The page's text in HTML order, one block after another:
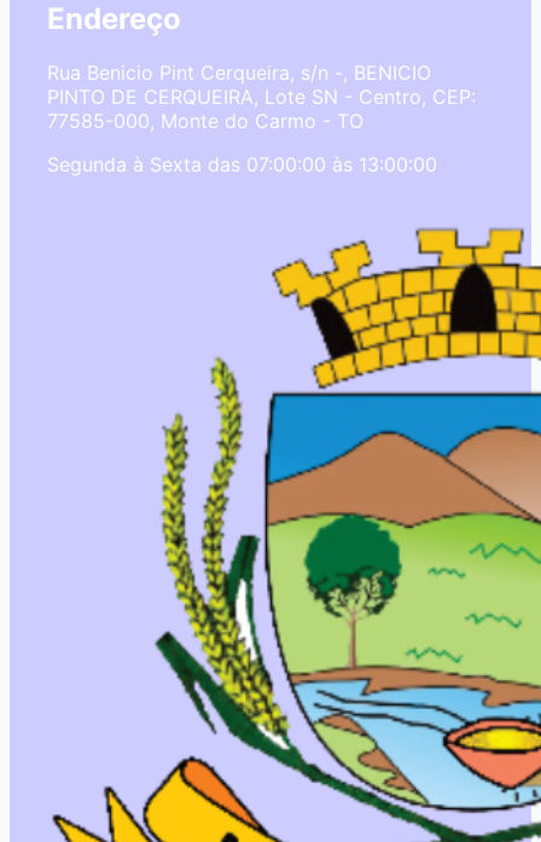
Endereço
Rua Benicio Pint Cerqueira, s/n -, BENICIO
PINTO DE CERQUEIRA, Lote SN - Centro, CEP:
77585-000, Monte do Carmo - TO
Segunda à Sexta das 07:00:00 às 13:00:00